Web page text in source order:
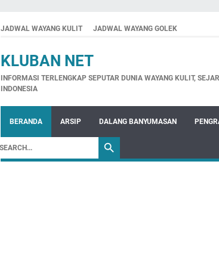
JADWAL WAYANG KULIT JADWAL WAYANG GOLEK
KLUBAN NET
INFORMASI TERLENGKAP SEPUTAR DUNIA WAYANG KULIT,
INDONESIA
BERANDA ARSIP DALANG BANYUMASAN